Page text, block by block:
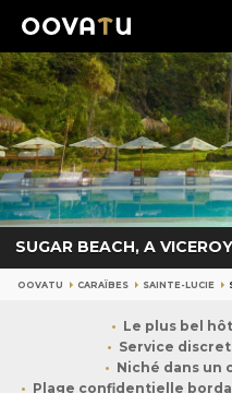
SUGAR BEACH, A
OOVATU CARAÏBES SAINTE-LUCIE
Le plus bel
Service
Niché dans un
Plage confidentielle